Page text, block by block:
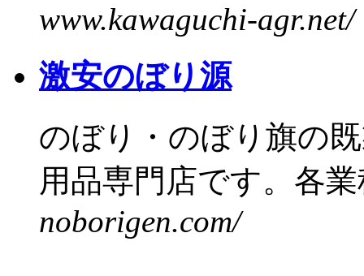
www.kawaguchi-agr.net/
激安のぼり源
のぼり・のぼり旗の
用品専門店です。各
noborigen.com/